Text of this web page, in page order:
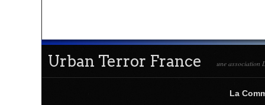
Urban Terror France une association
La